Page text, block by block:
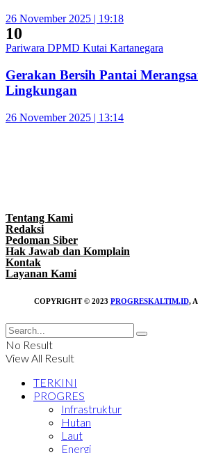
26 November 2025 | 19:18
10
Pariwara DPMD Kutai Kartanegara
Gerakan Bersih Pantai
Lingkungan
26 November 2025 | 13:14
Tentang Kami
Redaksi
Pedoman Siber
Hak Jawab dan Komplain
Kontak
Layanan Kami
COPYRIGHT © 2023 PROGRESKALTIM.ID,
No Result
View All Result
TERKINI
PROGRES
Infrastruktur
Hutan
Laut
Energi